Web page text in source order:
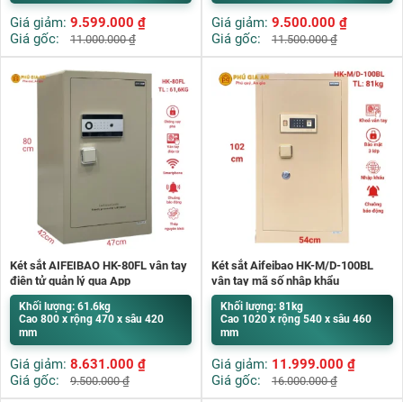
Giá giảm: 9.599.000 ₫
Giá gốc:
11.000.000₫
Giá giảm: 9.500.000 ₫
Giá gốc:
11.500.000₫
Két sắt AIFEIBAO HK-80FL vân tay
điện tử quản lý qua App
Khối lượng: 61.6kg
Cao 800 x rộng 470 x sâu 420
mm
Giá giảm: 8.631.000 ₫
Giá gốc:
9.500.000₫
Két sắt Aifeibao HK-M/D-100BL
vân tay mã số nhập khẩu
Khối lượng: 81kg
Cao 1020 x rộng 540 x sâu 460
mm
Giá giảm: 11.999.000 ₫
Giá gốc:
16.000.000₫